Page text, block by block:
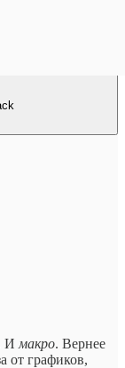
И макро. Вернее
от графиков,